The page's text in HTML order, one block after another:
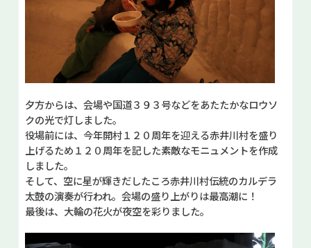
夕方からは、会場や国道３９３号などをあたたかなロウソ
クの光で灯しました。
役場前には、今年開村１２０周年を迎える赤井川村を盛り
上げるため１２０周年を記した素敵なモニュメントを作成
しました。
そして、空に星が輝きだしたころ赤井川村伝統のカルデラ
太鼓の演奏が行われ。会場の盛り上がりは最高潮に！
最後は、大輪の花火が夜空を彩りました。